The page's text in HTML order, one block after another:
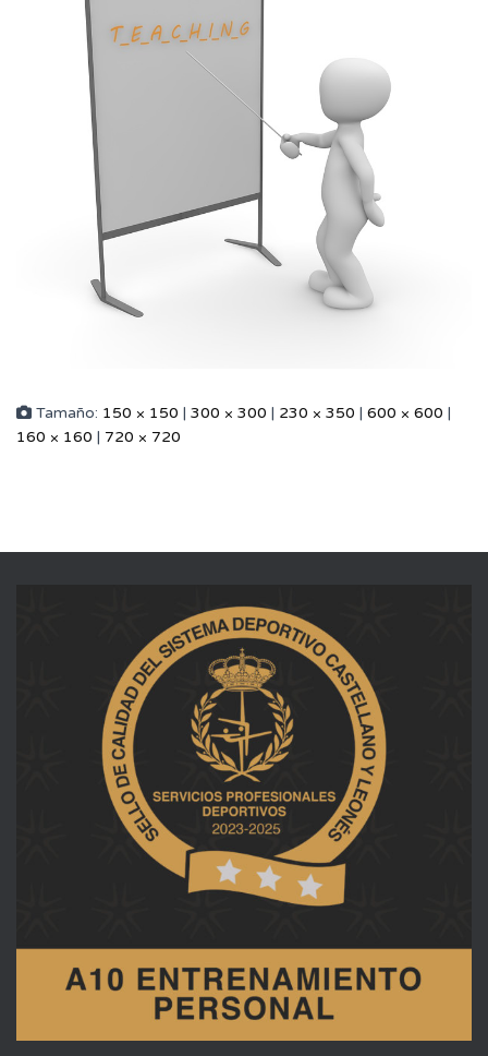
Tamaño: 150 × 150 | 300 × 300 | 230 × 350 | 600 × 600 |
160 × 160 | 720 × 720